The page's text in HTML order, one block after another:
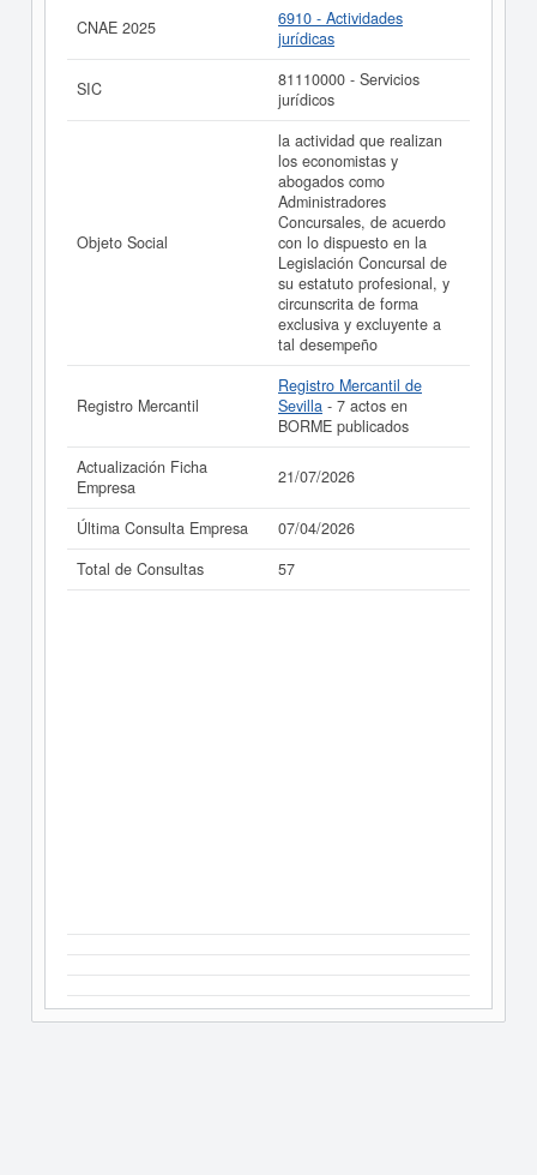
La última actualización del informe de empresa se ha
realizado el 21/07/2026.
CNAE 2025
6910 - Actividades
jurídicas
SIC
81110000 - Servicios
jurídicos
Objeto Social
la actividad que realizan
los economistas y
abogados como
Administradores
Concursales, de acuerdo
con lo dispuesto en la
Legislación Concursal de
su estatuto profesional, y
circunscrita de forma
exclusiva y excluyente a
tal desempeño
Registro Mercantil
Registro Mercantil de
Sevilla - 7 actos en
BORME publicados
Actualización Ficha
Empresa
21/07/2026
Última Consulta Empresa
07/04/2026
Total de Consultas
57